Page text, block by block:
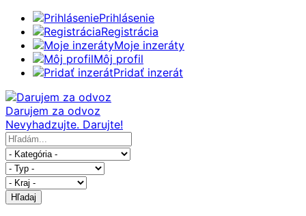
Prihlásenie
Registrácia
Moje inzeráty
Môj profil
Pridať inzerát
Darujem za odvoz
Nevyhadzujte. Darujte!
Hľadaj